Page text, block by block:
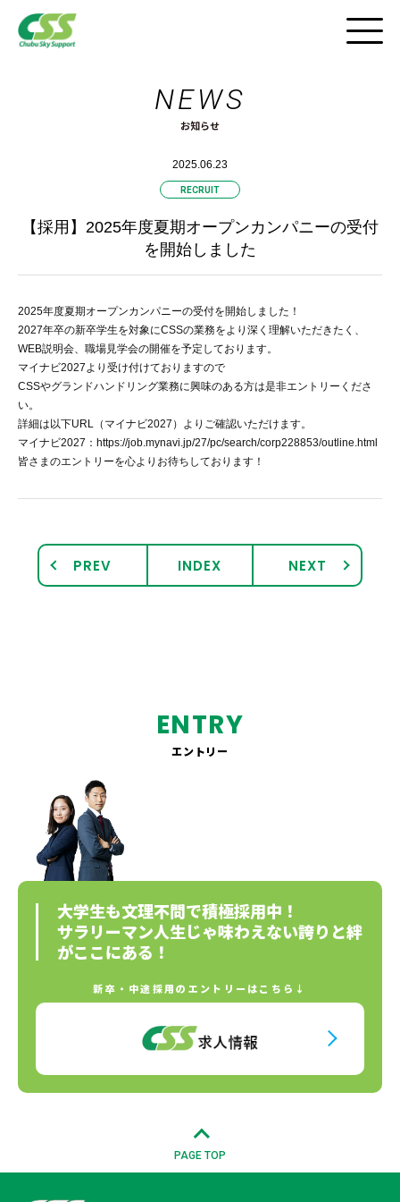
採用HOME
仕事と風景
職場紹介ツアー
採用FAQ
動画紹介
求人情報
NEWS
お知らせ
2025.06.23
RECRUIT
【採用】2025年度夏期オープンカンパニーの受付
を開始しました
2025年度夏期オープンカンパニーの受付を開始しました！
2027年卒の新卒学生を対象にCSSの業務をより深く理解いただきたく、
WEB説明会、職場見学会の開催を予定しております。
マイナビ2027より受け付けておりますので
CSSやグランドハンドリング業務に興味のある方は是非エントリーくださ
い。
詳細は以下URL（マイナビ2027）よりご確認いただけます。
マイナビ2027： https://job.mynavi.jp/27/pc/search/corp228853/outline.html
皆さまのエントリーを心よりお待ちしております！
PREV INDEX NEXT
ENTRY
エントリー
大学生も文理不問で積極採用中！
サラリーマン人生じゃ味わえない誇りと絆
がここにある！
新卒・中途採用のエントリーはこちら↓
PAGE TOP